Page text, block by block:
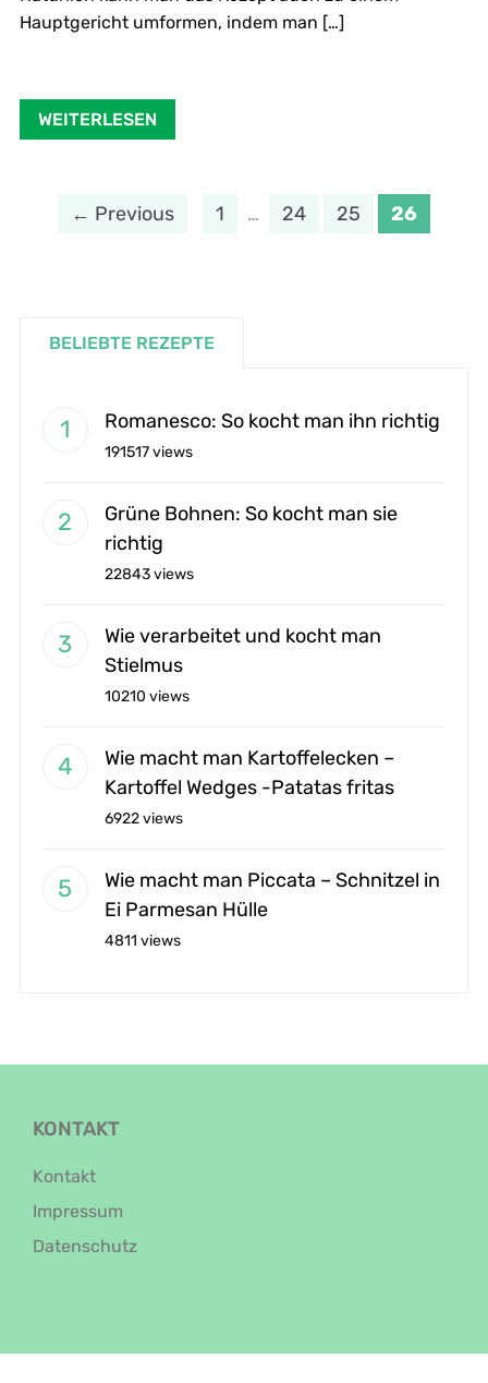
Hauptgericht umformen, indem man […]
WEITERLESEN
← Previous 1 … 24 25 26
BELIEBTE REZEPTE
Romanesco: So kocht man ihn richtig
191517 views
Grüne Bohnen: So kocht man sie
richtig
22843 views
Wie verarbeitet und kocht man
Stielmus
10210 views
Wie macht man Kartoffelecken –
Kartoffel Wedges -Patatas fritas
6922 views
Wie macht man Piccata – Schnitzel in
Ei Parmesan Hülle
4811 views
KONTAKT
Kontakt
Impressum
Datenschutz